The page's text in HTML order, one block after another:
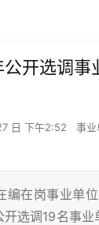
开选调事
日 下午2:52 事业
编在岗事业单
开选调19名事业